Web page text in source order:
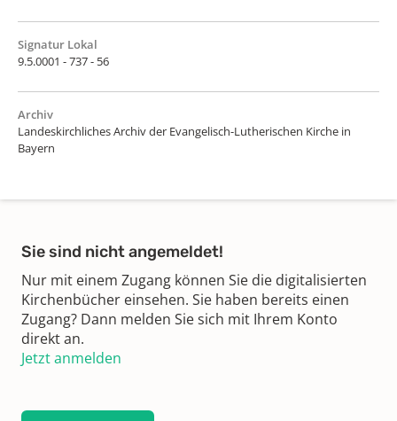
Signatur Lokal
9.5.0001 - 737 - 56
Archiv
Landeskirchliches Archiv der Evangelisch-Lutherischen Kirche in
Bayern
Sie sind nicht angemeldet!
Nur mit einem Zugang können Sie die digitalisierten
Kirchenbücher einsehen. Sie haben bereits einen
Zugang? Dann melden Sie sich mit Ihrem Konto
direkt an.
Jetzt anmelden